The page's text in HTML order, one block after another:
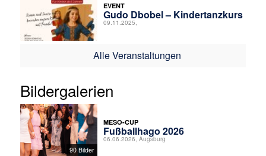
EVENT
Gudo Dbobel – Kindertanzkurs
09.11.2025,
Alle Veranstaltungen
Bildergalerien
90 Bilder
MESO-CUP
Fußballhago 2026
06.06.2026, Augsburg